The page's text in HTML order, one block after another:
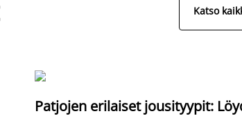
Katso
Patjojen erilaiset jousityypit: